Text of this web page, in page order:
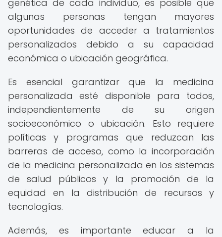
genética de cada individuo, es posible que
algunas personas tengan mayores
oportunidades de acceder a tratamientos
personalizados debido a su capacidad
económica o ubicación geográfica.
Es esencial garantizar que la medicina
personalizada esté disponible para todos,
independientemente de su origen
socioeconómico o ubicación. Esto requiere
políticas y programas que reduzcan las
barreras de acceso, como la incorporación
de la medicina personalizada en los sistemas
de salud públicos y la promoción de la
equidad en la distribución de recursos y
tecnologías.
Además, es importante educar a la